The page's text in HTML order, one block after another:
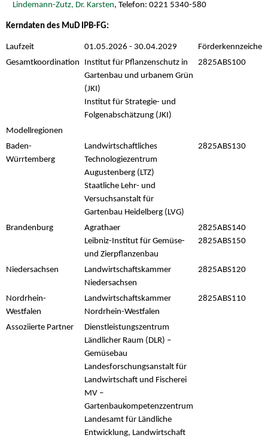
Lindemann-Zutz, Dr. Karsten, Telefon: 0221 5340-580
Kerndaten des MuD IPB-FG:
Laufzeit 01.05.2026 - 30.04.2029
Förderkennzeichen
Gesamtkoordination
Institut für Pflanzenschutz in
Gartenbau und urbanem Grün
(JKI)
Institut für Strategie- und
Folgenabschätzung (JKI)
2825ABS100
Modellregionen
Baden-
Würrtemberg
Landwirtschaftliches
Technologiezentrum
Augustenberg (LTZ)
Staatliche Lehr- und
Versuchsanstalt für
Gartenbau Heidelberg (LVG)
2825ABS130
Brandenburg
Agrathaer
Leibniz-Institut für Gemüse-
und Zierpflanzenbau
2825ABS140
2825ABS150
Niedersachsen
Landwirtschaftskammer
Niedersachsen
2825ABS120
Nordrhein-
Westfalen
Landwirtschaftskammer
Nordrhein-Westfalen
2825ABS110
Assoziierte Partner
Dienstleistungszentrum
Ländlicher Raum (DLR) –
Gemüsebau
Landesforschungsanstalt für
Landwirtschaft und Fischerei
MV –
Gartenbaukompetenzzentrum
Landesamt für Ländliche
Entwicklung, Landwirtschaft